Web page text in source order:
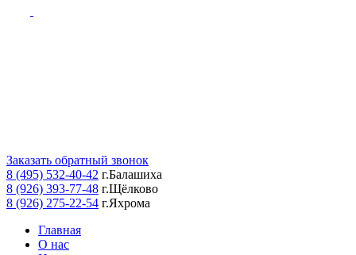
Заказать обратный звонок
8 (495) 532-40-42 г.Балашиха
8 (926) 393-77-48 г.Щёлково
8 (926) 275-22-54 г.Яхрома
Главная
О нас